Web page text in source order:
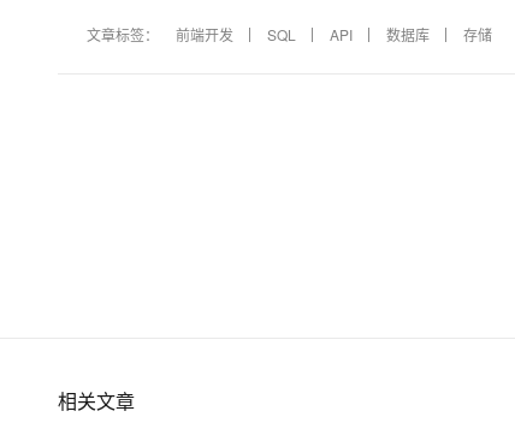
文章标签： 前端开发 SQL API 数据库 存储
相关文章